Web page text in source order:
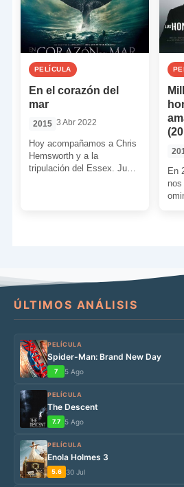
PELÍCULA
En el corazón del
mar
2015 3 Abr 2022
Hoy acompañamos a Chris
Hemsworth y a la
tripulación del Essex. Junto
En
ÚLTIMOS ANÁLISIS
PELÍCULA
Spider-Man: Brand New Day
7 5 Ago
PELÍCULA
The Descent
7.7 5 Ago
PELÍCULA
Enola Holmes 3
5.6 30 Jul